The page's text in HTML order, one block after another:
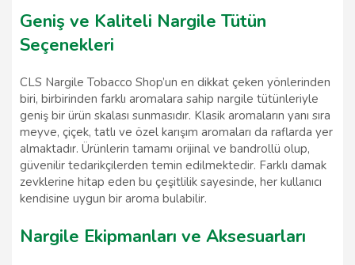
Geniş ve Kaliteli Nargile Tütün
Seçenekleri
CLS Nargile Tobacco Shop’un en dikkat çeken yönlerinden
biri, birbirinden farklı aromalara sahip nargile tütünleriyle
geniş bir ürün skalası sunmasıdır. Klasik aromaların yanı sıra
meyve, çiçek, tatlı ve özel karışım aromaları da raflarda yer
almaktadır. Ürünlerin tamamı orijinal ve bandrollü olup,
güvenilir tedarikçilerden temin edilmektedir. Farklı damak
zevklerine hitap eden bu çeşitlilik sayesinde, her kullanıcı
kendisine uygun bir aroma bulabilir.
Nargile Ekipmanları ve Aksesuarları